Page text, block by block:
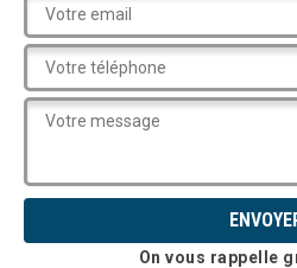
On vous rappelle